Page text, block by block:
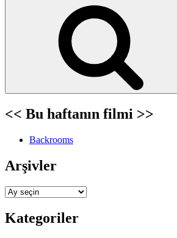
<< Bu haftanın filmi >>
Backrooms
Arşivler
Arşivler
Kategoriler